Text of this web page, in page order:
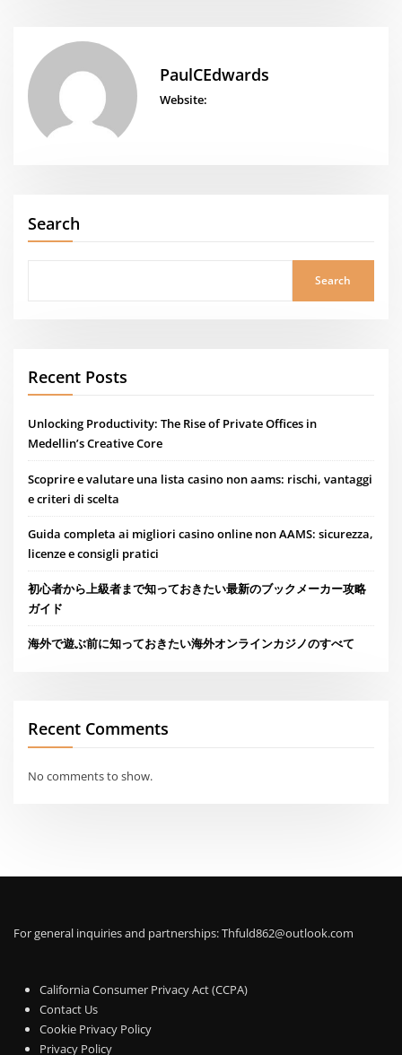
PaulCEdwards
Website:
Search
Search
Recent Posts
Unlocking Productivity: The Rise of Private Offices in
Medellin’s Creative Core
Scoprire e valutare una lista casino non aams: rischi, vantaggi
e criteri di scelta
Guida completa ai migliori casino online non AAMS: sicurezza,
licenze e consigli pratici
初心者から上級者まで知っておきたい最新のブックメーカー攻略
ガイド
海外で遊ぶ前に知っておきたい海外オンラインカジノのすべて
Recent Comments
No comments to show.
For general inquiries and partnerships:Thfuld862@outlook.com
California Consumer Privacy Act (CCPA)
Contact Us
Cookie Privacy Policy
Privacy Policy